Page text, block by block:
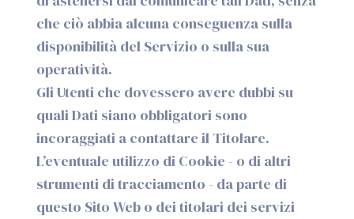
che ciò abbia alcuna conseguenza sulla
disponibilità del Servizio o sulla sua
operatività.
Gli Utenti che dovessero avere dubbi su
quali Dati siano obbligatori sono
incoraggiati a contattare il Titolare.
L’eventuale utilizzo di Cookie - o di altri
strumenti di tracciamento - da parte di
questo Sito Web o dei titolari dei servizi